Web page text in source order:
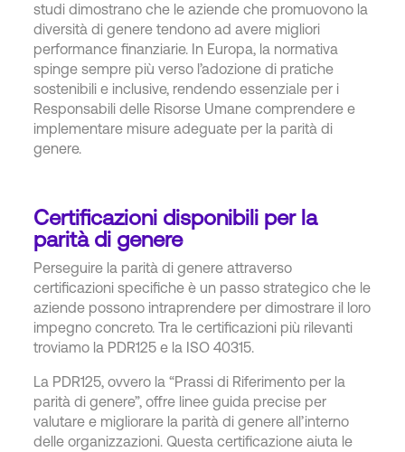
studi dimostrano che le aziende che promuovono la
diversità di genere tendono ad avere migliori
performance finanziarie. In Europa, la normativa
spinge sempre più verso l’adozione di pratiche
sostenibili e inclusive, rendendo essenziale per i
Responsabili delle Risorse Umane comprendere e
implementare misure adeguate per la parità di
genere.
Certificazioni disponibili per la
parità di genere
Perseguire la parità di genere attraverso
certificazioni specifiche è un passo strategico che le
aziende possono intraprendere per dimostrare il loro
impegno concreto. Tra le certificazioni più rilevanti
troviamo la PDR125 e la ISO 40315.
La PDR125, ovvero la “Prassi di Riferimento per la
parità di genere”, offre linee guida precise per
valutare e migliorare la parità di genere all’interno
delle organizzazioni. Questa certificazione aiuta le